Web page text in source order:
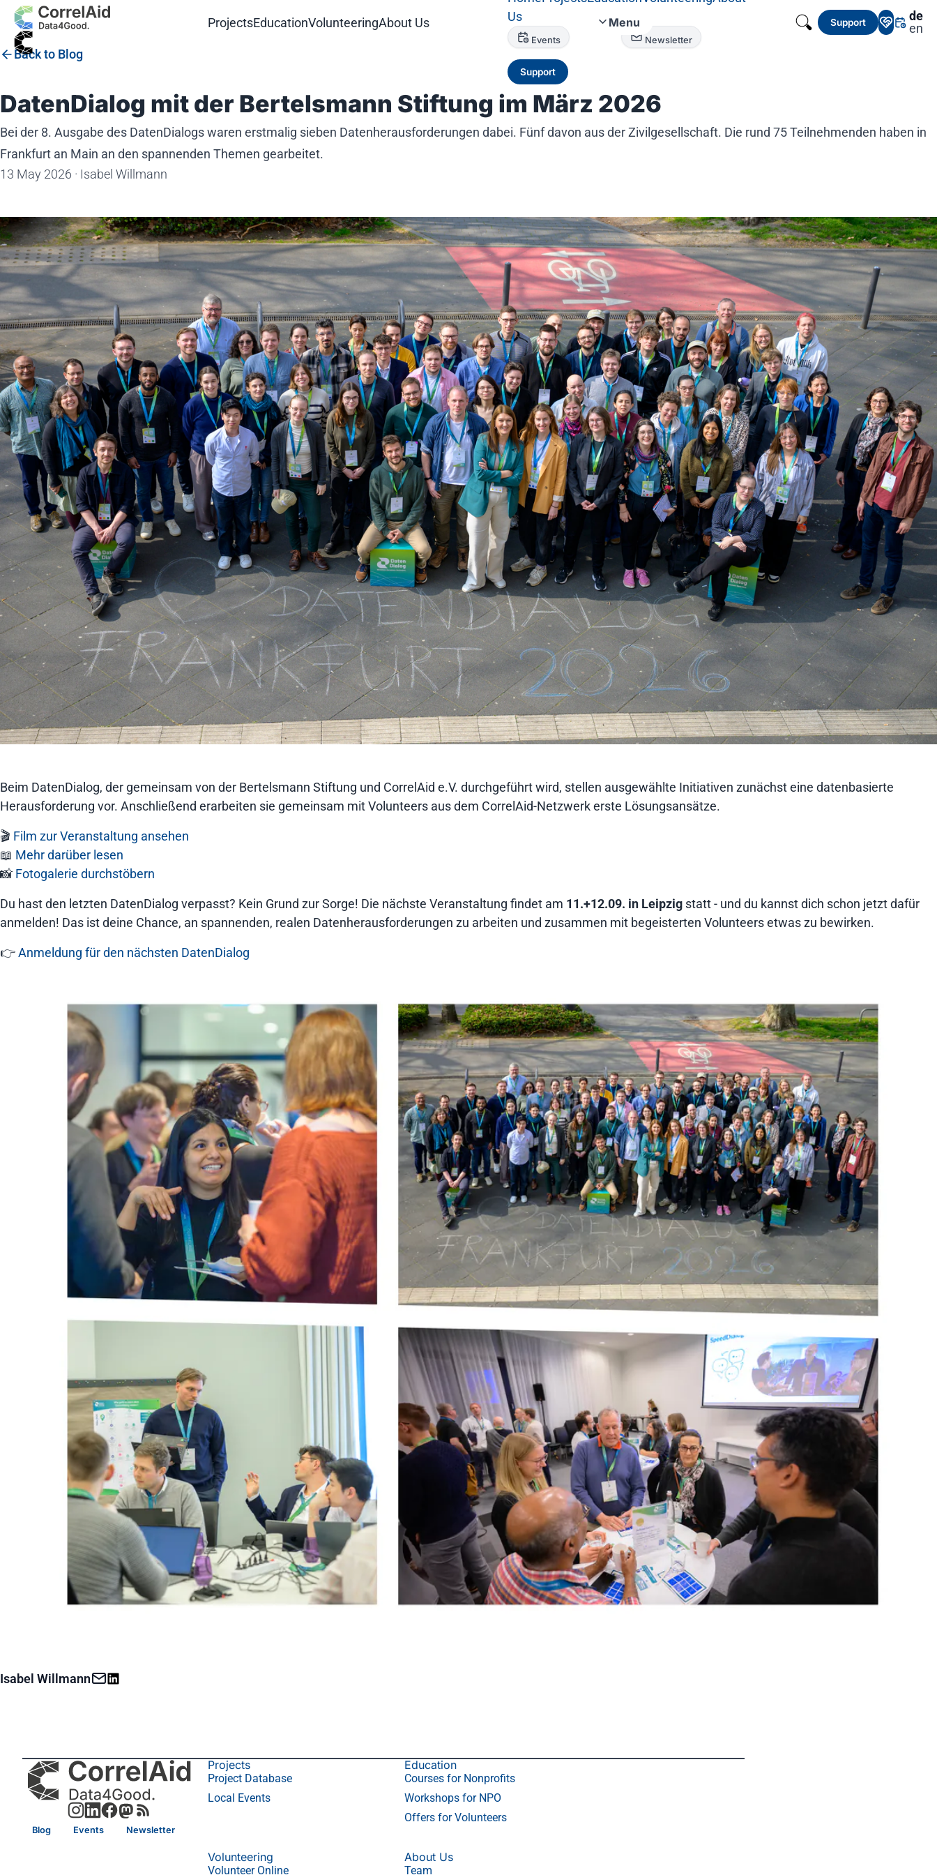
ProjectsEducationVolunteeringAbout Us Menu
Us
Events Newsletter
Support
Support
de
en
Back to Blog
DatenDialog mit der Bertelsmann Stiftung im März 2026
Bei der 8. Ausgabe des DatenDialogs waren erstmalig sieben Datenherausforderungen dabei. Fünf davon aus der Zivilgesellschaft. Die rund 75 Teilnehmenden haben in
Frankfurt an Main an den spannenden Themen gearbeitet.
13 May 2026 · Isabel Willmann
Beim DatenDialog, der gemeinsam von der Bertelsmann Stiftung und CorrelAid e.V. durchgeführt wird, stellen ausgewählte Initiativen zunächst eine datenbasierte
Herausforderung vor. Anschließend erarbeiten sie gemeinsam mit Volunteers aus dem CorrelAid-Netzwerk erste Lösungsansätze.
🎬 Film zur Veranstaltung ansehen
📖 Mehr darüber lesen
📸 Fotogalerie durchstöbern
Du hast den letzten DatenDialog verpasst? Kein Grund zur Sorge! Die nächste Veranstaltung findet am 11.+12.09. in Leipzig statt - und du kannst dich schon jetzt dafür
anmelden! Das ist deine Chance, an spannenden, realen Datenherausforderungen zu arbeiten und zusammen mit begeisterten Volunteers etwas zu bewirken.
👉Anmeldung für den nächsten DatenDialog
Isabel Willmann
Blog Events Newsletter
Projects
Project Database
Local Events
Education
Courses for Nonprofits
Workshops for NPO
Offers for Volunteers
Volunteering
Volunteer Online
About Us
Team